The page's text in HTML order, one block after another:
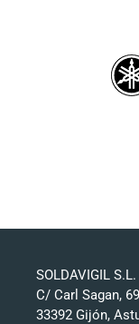
SOLDAVIGIL S.L.
C/ Carl Sagan, 69
33392 Gijón,